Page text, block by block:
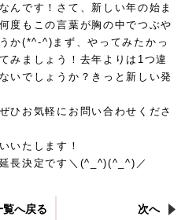
んです！さて、新しい年の始ま
度もこの言葉が胸の中でつぶや
か(*^-^)まず、やってみたかっ
みましょう！去年よりは1つ違
いでしょうか？きっと新しい発
ひお気軽にお問い合わせくださ
いたします！
長決定です＼(^_^)(^_^)／
覧へ戻る 次へ